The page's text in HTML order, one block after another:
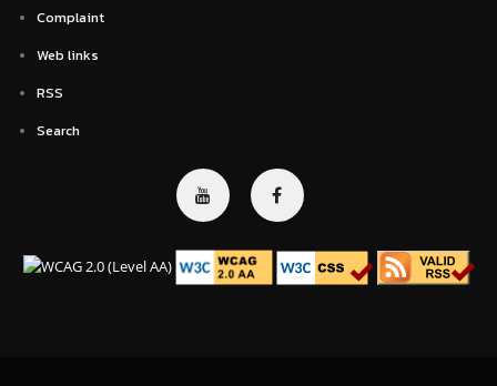
Complaint
Web links
RSS
Search